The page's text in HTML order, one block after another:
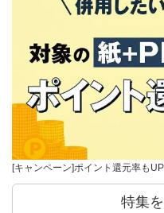
[キャンペーン]ポイント還元率も
特集